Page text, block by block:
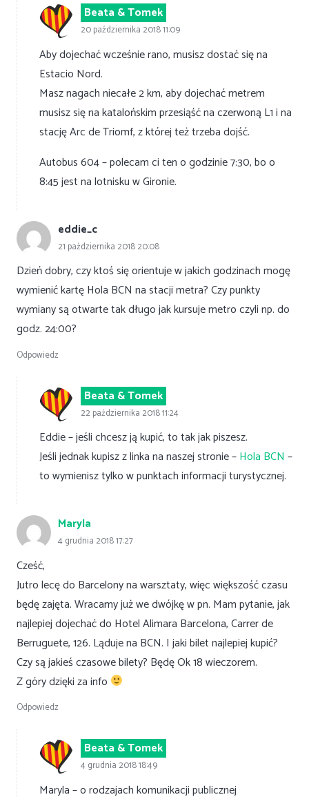
Beata & Tomek
20 października 2018 11:09
Aby dojechać wcześnie rano, musisz dostać się na
Estacio Nord.
Masz nagach niecałe 2 km, aby dojechać metrem
musisz się na katalońskim przesiąść na czerwoną L1 i na
stację Arc de Triomf, z której też trzeba dojść.
Autobus 604 – polecam ci ten o godzinie 7:30, bo o
8:45 jest na lotnisku w Gironie.
eddie_c
21 października 2018 20:08
Dzień dobry, czy ktoś się orientuje w jakich godzinach mogę
wymienić kartę Hola BCN na stacji metra? Czy punkty
wymiany są otwarte tak długo jak kursuje metro czyli np. do
godz. 24:00?
Odpowiedz
Beata & Tomek
22 października 2018 11:24
Eddie – jeśli chcesz ją kupić, to tak jak piszesz.
Jeśli jednak kupisz z linka na naszej stronie –Hola BCN –
to wymienisz tylko w punktach informacji turystycznej.
Maryla
4 grudnia 2018 17:27
Cześć,
Jutro lecę do Barcelony na warsztaty, więc większość czasu
będę zajęta. Wracamy już we dwójkę w pn. Mam pytanie, jak
najlepiej dojechać do Hotel Alimara Barcelona, Carrer de
Berruguete, 126. Ląduje na BCN. I jaki bilet najlepiej kupić?
Czy są jakieś czasowe bilety? Będę Ok 18 wieczorem.
Z góry dzięki za info
Odpowiedz
Beata & Tomek
4 grudnia 2018 18:49
Maryla – o rodzajach komunikacji publicznej